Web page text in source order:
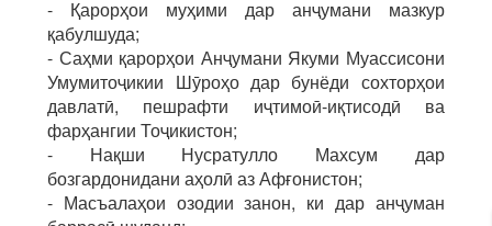
- Қарорҳои муҳими дар анҷумани мазкур
қабулшуда;
- Саҳми қарорҳои Анҷумани Якуми Муассисони
Умумитоҷикии Шӯроҳо дар бунёди сохторҳои
давлатӣ, пешрафти иҷтимоӣ-иқтисодӣ ва
фарҳангии Тоҷикистон;
- Нақши Нусратулло Махсум дар
бозгардонидани аҳолӣ аз Афғонистон;
- Масъалаҳои озодии занон, ки дар анҷуман